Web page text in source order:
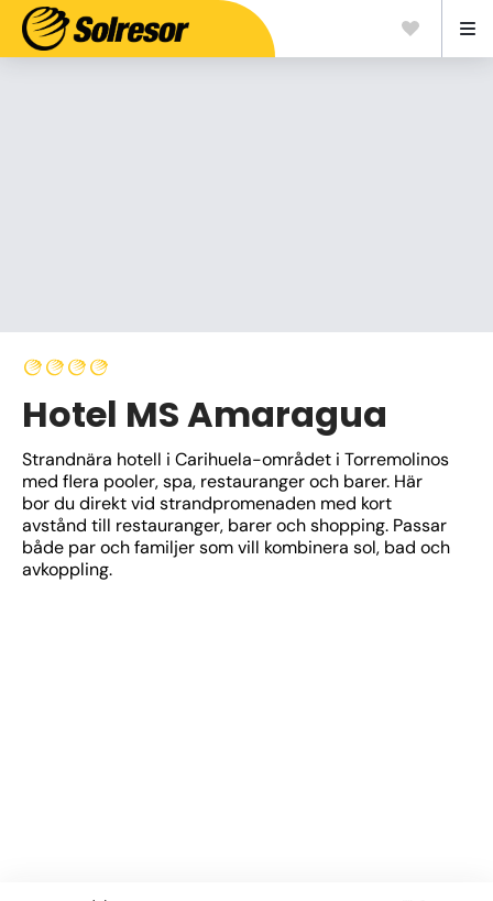
Hotel MS Amaragua
Strandnära hotell i Carihuela-området i Torremolinos
med flera pooler, spa, restauranger och barer. Här
bor du direkt vid strandpromenaden med kort
avstånd till restauranger, barer och shopping. Passar
både par och familjer som vill kombinera sol, bad och
avkoppling.